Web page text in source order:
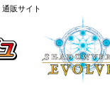
販サイト